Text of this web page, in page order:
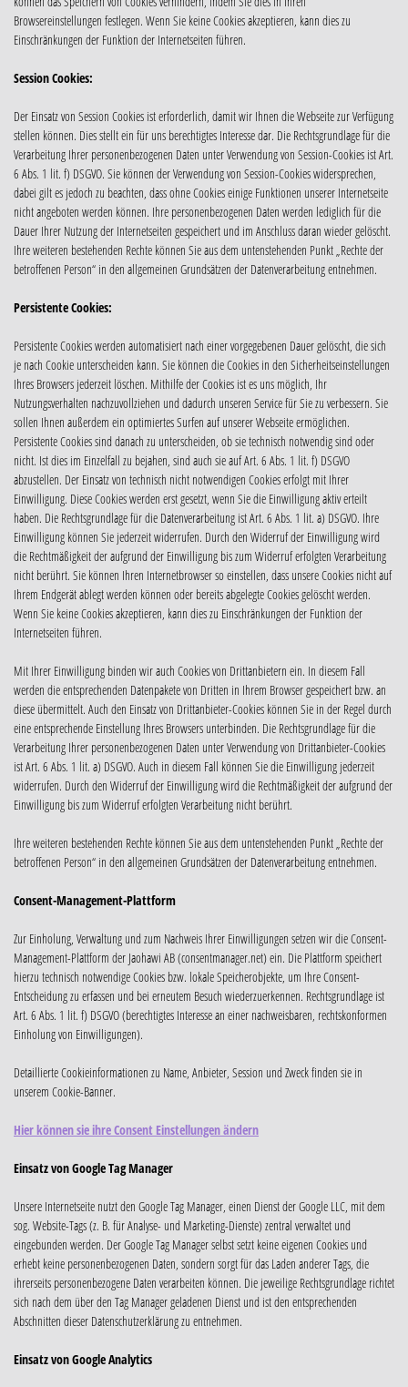
Browsereinstellungen festlegen. Wenn Sie keine Cookies akzeptieren, kann dies zu
Einschränkungen der Funktion der Internetseiten führen.
Session Cookies:
Der Einsatz von Session Cookies ist erforderlich, damit wir Ihnen die Webseite zur Verfügung
stellen können. Dies stellt ein für uns berechtigtes Interesse dar. Die Rechtsgrundlage für die
Verarbeitung Ihrer personenbezogenen Daten unter Verwendung von Session-Cookies ist Art.
6 Abs. 1 lit. f) DSGVO. Sie können der Verwendung von Session-Cookies widersprechen,
dabei gilt es jedoch zu beachten, dass ohne Cookies einige Funktionen unserer Internetseite
nicht angeboten werden können. Ihre personenbezogenen Daten werden lediglich für die
Dauer Ihrer Nutzung der Internetseiten gespeichert und im Anschluss daran wieder gelöscht.
Ihre weiteren bestehenden Rechte können Sie aus dem untenstehenden Punkt „Rechte der
betroffenen Person“ in den allgemeinen Grundsätzen der Datenverarbeitung entnehmen.
Persistente Cookies:
Persistente Cookies werden automatisiert nach einer vorgegebenen Dauer gelöscht, die sich
je nach Cookie unterscheiden kann. Sie können die Cookies in den Sicherheitseinstellungen
Ihres Browsers jederzeit löschen. Mithilfe der Cookies ist es uns möglich, Ihr
Nutzungsverhalten nachzuvollziehen und dadurch unseren Service für Sie zu verbessern. Sie
sollen Ihnen außerdem ein optimiertes Surfen auf unserer Webseite ermöglichen.
Persistente Cookies sind danach zu unterscheiden, ob sie technisch notwendig sind oder
nicht. Ist dies im Einzelfall zu bejahen, sind auch sie auf Art. 6 Abs. 1 lit. f) DSGVO
abzustellen. Der Einsatz von technisch nicht notwendigen Cookies erfolgt mit Ihrer
Einwilligung. Diese Cookies werden erst gesetzt, wenn Sie die Einwilligung aktiv erteilt
haben. Die Rechtsgrundlage für die Datenverarbeitung ist Art. 6 Abs. 1 lit. a) DSGVO. Ihre
Einwilligung können Sie jederzeit widerrufen. Durch den Widerruf der Einwilligung wird
die Rechtmäßigkeit der aufgrund der Einwilligung bis zum Widerruf erfolgten Verarbeitung
nicht berührt. Sie können Ihren Internetbrowser so einstellen, dass unsere Cookies nicht auf
Ihrem Endgerät ablegt werden können oder bereits abgelegte Cookies gelöscht werden.
Wenn Sie keine Cookies akzeptieren, kann dies zu Einschränkungen der Funktion der
Internetseiten führen.
Mit Ihrer Einwilligung binden wir auch Cookies von Drittanbietern ein. In diesem Fall
werden die entsprechenden Datenpakete von Dritten in Ihrem Browser gespeichert bzw. an
diese übermittelt. Auch den Einsatz von Drittanbieter-Cookies können Sie in der Regel durch
eine entsprechende Einstellung Ihres Browsers unterbinden. Die Rechtsgrundlage für die
Verarbeitung Ihrer personenbezogenen Daten unter Verwendung von Drittanbieter-Cookies
ist Art. 6 Abs. 1 lit. a) DSGVO. Auch in diesem Fall können Sie die Einwilligung jederzeit
widerrufen. Durch den Widerruf der Einwilligung wird die Rechtmäßigkeit der aufgrund der
Einwilligung bis zum Widerruf erfolgten Verarbeitung nicht berührt.
Ihre weiteren bestehenden Rechte können Sie aus dem untenstehenden Punkt „Rechte der
betroffenen Person“ in den allgemeinen Grundsätzen der Datenverarbeitung entnehmen.
Consent-Management-Plattform
Zur Einholung, Verwaltung und zum Nachweis Ihrer Einwilligungen setzen wir die Consent-
Management-Plattform der Jaohawi AB (consentmanager.net) ein. Die Plattform speichert
hierzu technisch notwendige Cookies bzw. lokale Speicherobjekte, um Ihre Consent-
Entscheidung zu erfassen und bei erneutem Besuch wiederzuerkennen. Rechtsgrundlage ist
Art. 6 Abs. 1 lit. f) DSGVO (berechtigtes Interesse an einer nachweisbaren, rechtskonformen
Einholung von Einwilligungen).
Detaillierte Cookieinformationen zu Name, Anbieter, Session und Zweck finden sie in
unserem Cookie-Banner.
Hier können sie ihre Consent Einstellungen ändern
Einsatz von Google Tag Manager
Unsere Internetseite nutzt den Google Tag Manager, einen Dienst der Google LLC, mit dem
sog. Website-Tags (z. B. für Analyse- und Marketing-Dienste) zentral verwaltet und
eingebunden werden. Der Google Tag Manager selbst setzt keine eigenen Cookies und
erhebt keine personenbezogenen Daten, sondern sorgt für das Laden anderer Tags, die
ihrerseits personenbezogene Daten verarbeiten können. Die jeweilige Rechtsgrundlage richtet
sich nach dem über den Tag Manager geladenen Dienst und ist den entsprechenden
Abschnitten dieser Datenschutzerklärung zu entnehmen.
Einsatz von Google Analytics